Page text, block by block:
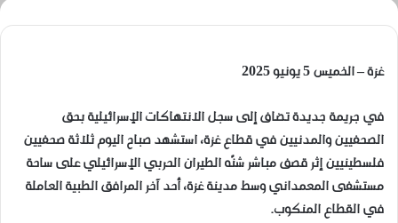
غزة – الخميس 5 يونيو 2025
في جريمة جديدة تضاف إلى سجل الانتهاكات الإسرائيلية بحق
الصحفيين والمدنيين في قطاع غزة، استشهد صباح اليوم ثلاثة صحفيين
فلسطينيين إثر قصف مباشر شنّه الطيران الحربي الإسرائيلي على ساحة
مستشفى المعمداني وسط مدينة غزة، أحد آخر المرافق الطبية العاملة
في القطاع المنكوب.